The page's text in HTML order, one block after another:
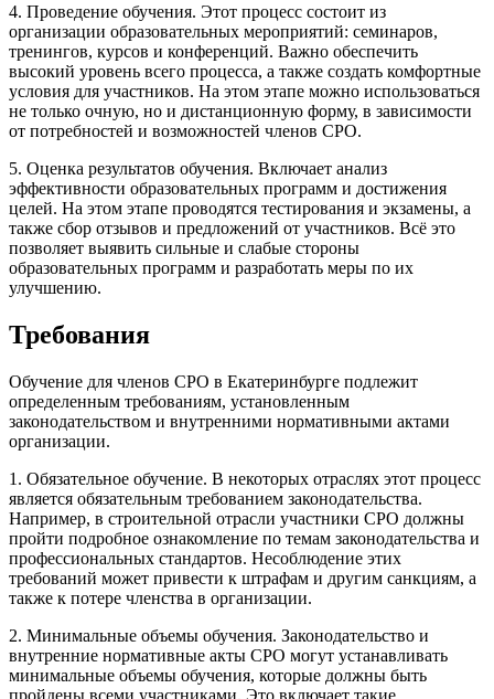
4. Проведение обучения. Этот процесс состоит из
организации образовательных мероприятий: семинаров,
тренингов, курсов и конференций. Важно обеспечить
высокий уровень всего процесса, а также создать комфортные
условия для участников. На этом этапе можно использоваться
не только очную, но и дистанционную форму, в зависимости
от потребностей и возможностей членов СРО.
5. Оценка результатов обучения. Включает анализ
эффективности образовательных программ и достижения
целей. На этом этапе проводятся тестирования и экзамены, а
также сбор отзывов и предложений от участников. Всё это
позволяет выявить сильные и слабые стороны
образовательных программ и разработать меры по их
улучшению.
Требования
Обучение для членов СРО в Екатеринбурге подлежит
определенным требованиям, установленным
законодательством и внутренними нормативными актами
организации.
1. Обязательное обучение. В некоторых отраслях этот процесс
является обязательным требованием законодательства.
Например, в строительной отрасли участники СРО должны
пройти подробное ознакомление по темам законодательства и
профессиональных стандартов. Несоблюдение этих
требований может привести к штрафам и другим санкциям, а
также к потере членства в организации.
2. Минимальные объемы обучения. Законодательство и
внутренние нормативные акты СРО могут устанавливать
минимальные объемы обучения, которые должны быть
пройдены всеми участниками. Это включает такие